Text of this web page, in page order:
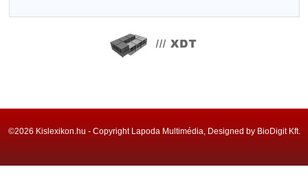
©2026 Kislexikon.hu - Copyright Lapoda Multimédia, Designed by BioDigit Kft.